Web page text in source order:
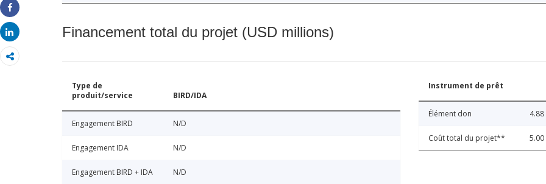
Share
Share
Financement total du projet (USD millions)
Type de
produit/service
BIRD/IDA
Engagement BIRD N/D
Engagement IDA N/D
Engagement BIRD + IDA N/D
Instrument de prêt
Élément don 4.88
Coût total du projet** 5.00